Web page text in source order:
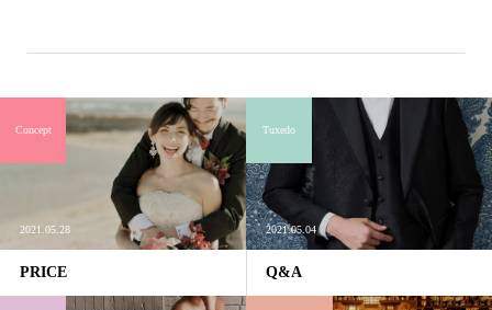
2021.05.28
PRICE
Concept
2021.05.04
Q&A
Tuxedo